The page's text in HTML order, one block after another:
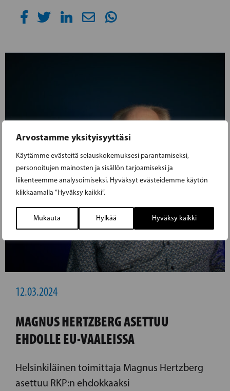
Arvostamme yksityisyyttäsi
Käytämme evästeitä selauskokemuksesi parantamiseksi,
personoitujen mainosten ja sisällön tarjoamiseksi ja
liikenteemme analysoimiseksi. Hyväksyt evästeidemme käytön
klikkaamalla ”Hyväksy kaikki”.
Mukauta Hylkää Hyväksy kaikki
12.03.2024
MAGNUS HERTZBERG ASETTUU
EHDOLLE EU-VAALEISSA
Helsinkiläinen toimittaja Magnus Hertzberg
asettuu RKP:n ehdokkaaksi